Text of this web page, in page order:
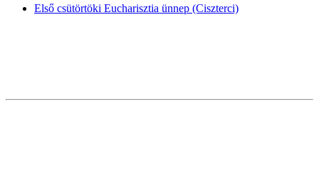
Első csütörtöki Eucharisztia ünnep (Ciszterci)